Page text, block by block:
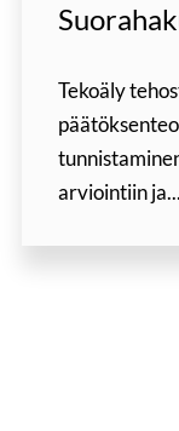
Tekoäly
arviointiin ja...